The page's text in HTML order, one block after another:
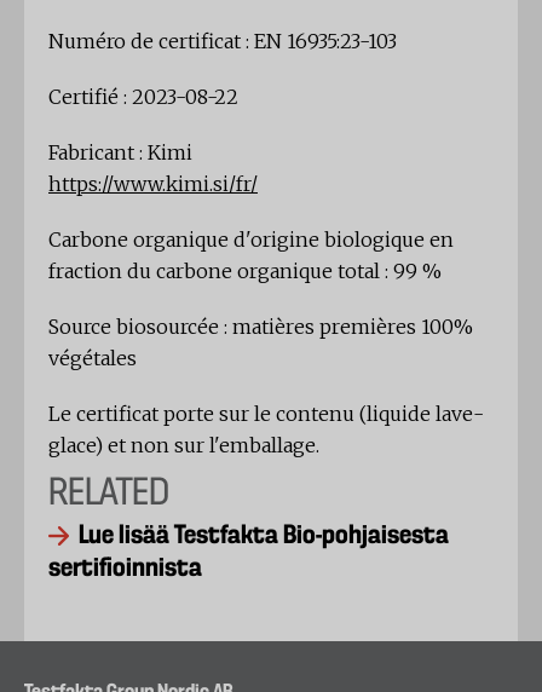
Numéro de certificat : EN 16935:23-103
Certifié : 2023-08-22
Fabricant : Kimi
https://www.kimi.si/fr/
Carbone organique d'origine biologique en
fraction du carbone organique total : 99 %
Source biosourcée : matières premières 100%
végétales
Le certificat porte sur le contenu (liquide lave-
glace) et non sur l'emballage.
RELATED
Lue lisää Testfakta Bio-pohjaisesta
sertifioinnista